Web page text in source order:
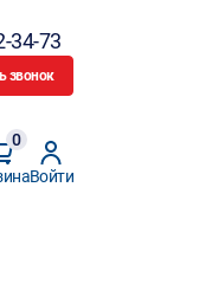
34-73
звонок
0
Войти